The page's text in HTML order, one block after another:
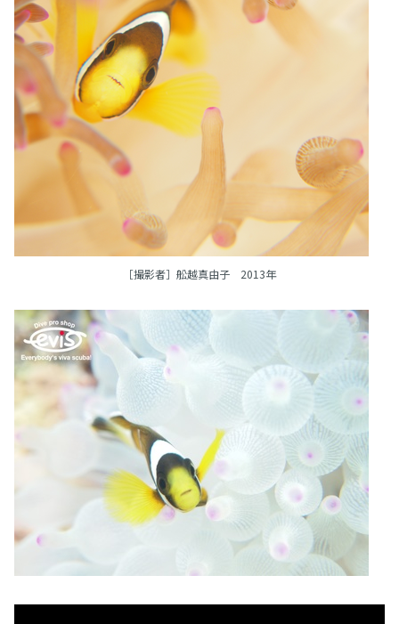
［撮影者］舩越真由子 2013年